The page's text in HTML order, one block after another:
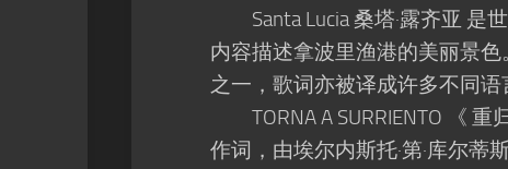
Santa Lucia 桑塔·露齐亚 是
内容描述拿波里渔港的美丽景
之一，歌词亦被译成许多不同语
TORNA A SURRIENTO 《 重
作词，由埃尔内斯托·第·库尔